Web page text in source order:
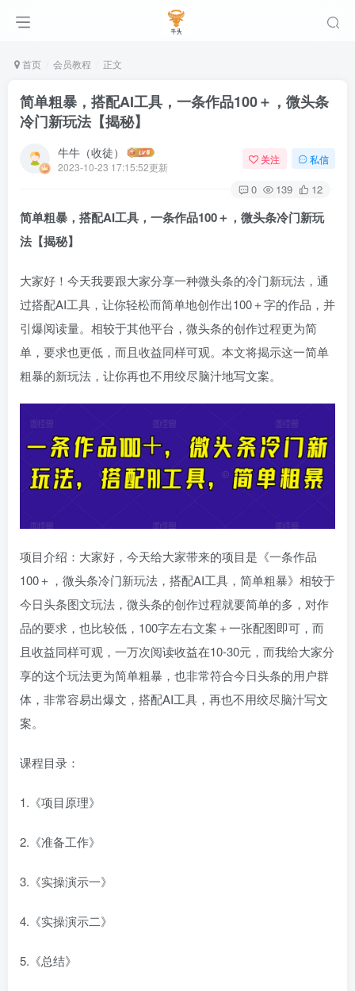
首页 会员教程 正文
简单粗暴，搭配AI工具，一条作品100＋，微头条
冷门新玩法【揭秘】
牛牛（收徒）
2023-10-23 17:15:52更新
关注 私信
0 139 12
简单粗暴，搭配AI工具，一条作品100＋，微头条冷门新玩
法【揭秘】
大家好！今天我要跟大家分享一种微头条的冷门新玩法，通
过搭配AI工具，让你轻松而简单地创作出100＋字的作品，并
引爆阅读量。相较于其他平台，微头条的创作过程更为简
单，要求也更低，而且收益同样可观。本文将揭示这一简单
粗暴的新玩法，让你再也不用绞尽脑汁地写文案。
项目介绍：大家好，今天给大家带来的项目是《一条作品
100＋，微头条冷门新玩法，搭配AI工具，简单粗暴》相较于
今日头条图文玩法，微头条的创作过程就要简单的多，对作
品的要求，也比较低，100字左右文案＋一张配图即可，而
且收益同样可观，一万次阅读收益在10-30元，而我给大家分
享的这个玩法更为简单粗暴，也非常符合今日头条的用户群
体，非常容易出爆文，搭配AI工具，再也不用绞尽脑汁写文
案。
课程目录：
1.《项目原理》
2.《准备工作》
3.《实操演示一》
4.《实操演示二》
5.《总结》